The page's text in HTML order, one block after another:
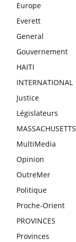
Europe
Everett
General
Gouvernement
HAITI
INTERNATIONAL
Justice
Législateurs
MASSACHUSETTS
MultiMedia
Opinion
OutreMer
Politique
Proche-Orient
PROVINCES
Provinces